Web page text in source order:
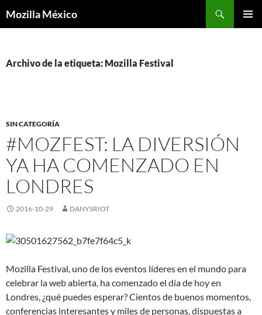
Mozilla México
Archivo de la etiqueta: Mozilla Festival
SIN CATEGORÍA
#MOZFEST: LA DIVERSIÓN
YA HA COMENZADO EN
LONDRES
2016-10-29 DANYSRIOT
Mozilla Festival, uno de los eventos líderes en el mundo para
celebrar la web abierta, ha comenzado el día de hoy en
Londres, ¿qué puedes esperar? Cientos de buenos momentos,
conferencias interesantes y miles de personas, dispuestas a